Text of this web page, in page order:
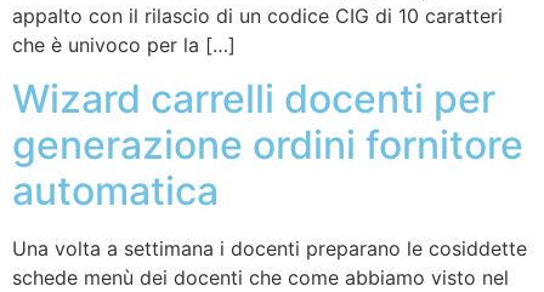
appalto con il rilascio di un codice CIG di 10 caratteri
che è univoco per la […]
Wizard carrelli docenti per
generazione ordini fornitore
automatica
Una volta a settimana i docenti preparano le cosiddette
schede menù dei docenti che come abbiamo visto nel